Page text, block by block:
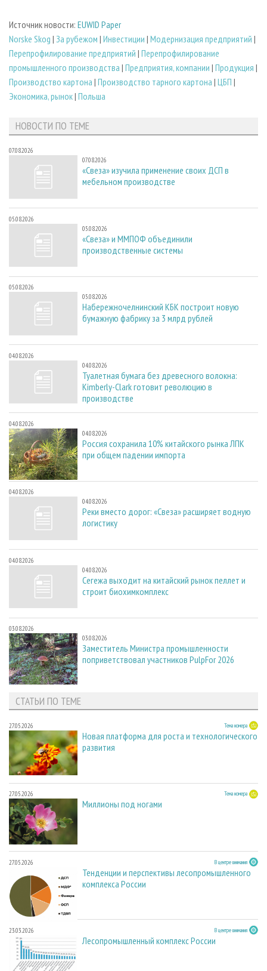
Источник новости: EUWID Paper
Norske Skog | За рубежом | Инвестиции | Модернизация предприятий |
Перепрофилирование предприятий | Перепрофилирование
промышленного производства | Предприятия, компании | Продукция |
Производство картона | Производство тарного картона | ЦБП |
Экономика, рынок| Польша
НОВОСТИ ПО ТЕМЕ
07.08.2026
07.08.2026
«Свеза» изучила применение своих ДСП в
мебельном производстве
05.08.2026
05.08.2026
«Свеза» и ММПОФ объединили
производственные системы
05.08.2026
05.08.2026
Набережночелнинский КБК построит новую
бумажную фабрику за 3 млрд рублей
04.08.2026
04.08.2026
Туалетная бумага без древесного волокна:
Kimberly-Clark готовит революцию в
производстве
04.08.2026
04.08.2026
Россия сохранила 10% китайского рынка ЛПК
при общем падении импорта
04.08.2026
04.08.2026
Реки вместо дорог: «Свеза» расширяет водную
логистику
04.08.2026
04.08.2026
Сегежа выходит на китайский рынок пеллет и
строит биохимкомплекс
03.08.2026
03.08.2026
Заместитель Министра промышленности
поприветствовал участников PulpFor 2026
СТАТЬИ ПО ТЕМЕ
27.05.2026 Тема номера
Новая платформа для роста и технологического
развития
27.05.2026 Тема номера
Миллионы под ногами
27.05.2026 В центре внимания
Тенденции и перспективы лесопромышленного
комплекса России
23.03.2026 В центре внимания
Лесопромышленный комплекс России